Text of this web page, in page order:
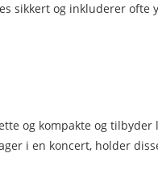
sikkert og inkluderer ofte
og kompakte og
i en koncert, holder